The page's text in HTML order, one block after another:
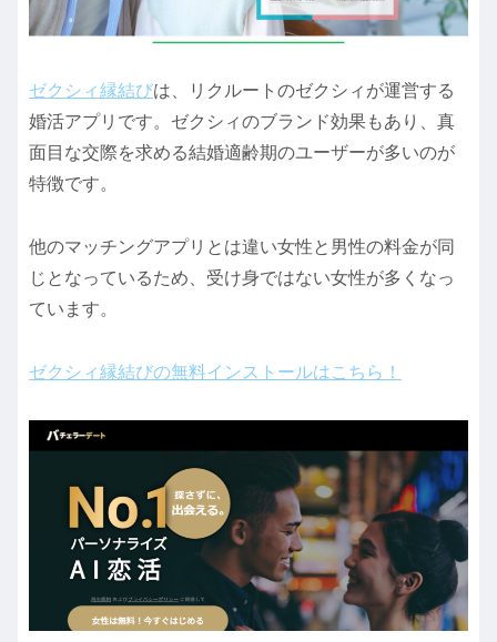
ゼクシィ縁結びは、リクルートのゼクシィが運営する
婚活アプリです。ゼクシィのブランド効果もあり、真
面目な交際を求める結婚適齢期のユーザーが多いのが
特徴です。
他のマッチングアプリとは違い女性と男性の料金が同
じとなっているため、受け身ではない女性が多くなっ
ています。
ゼクシィ縁結びの無料インストールはこちら！